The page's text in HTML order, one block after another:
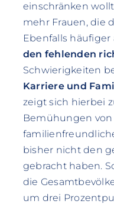
einschränken
mehr Frauen, die
Ebenfalls
den fehlenden
Schwierigkeiten
Karriere und
zeigt sich hierbei
Bemühungen
bisher nicht den
gebracht haben.
die
um drei